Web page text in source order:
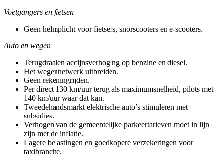
Voetgangers en fietsen
Geen helmplicht voor fietsers, snorscooters en e-scooters.
Auto en wegen
Terugdraaien accijnsverhoging op benzine en diesel.
Het wegennetwerk uitbreiden.
Geen rekeningrijden.
Per direct 130 km/uur terug als maximumsnelheid, pilots met
140 km/uur waar dat kan.
Tweedehandsmarkt elektrische auto’s stimuleren met
subsidies.
Verhogen van de gemeentelijke parkeertarieven moet in lijn
zijn met de inflatie.
Lagere belastingen en goedkopere verzekeringen voor
taxibranche.